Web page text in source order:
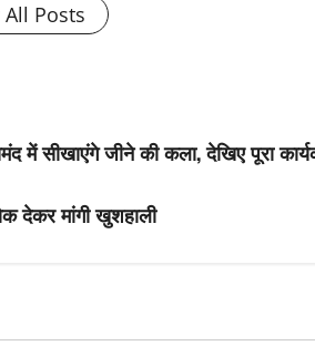
Posts
सीखाएंगे जीने की कला, देखिए पूरा
देकर मांगी खुशहाली